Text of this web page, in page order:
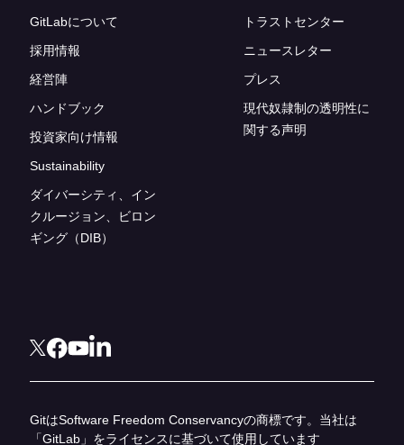
GitLabについて
採用情報
経営陣
ハンドブック
投資家向け情報
Sustainability
ダイバーシティ、イン
クルージョン、ビロン
ギング（DIB）
トラストセンター
ニュースレター
プレス
現代奴隷制の透明性に
関する声明
GitはSoftware Freedom Conservancyの商標です。当社は
「GitLab」をライセンスに基づいて使用しています